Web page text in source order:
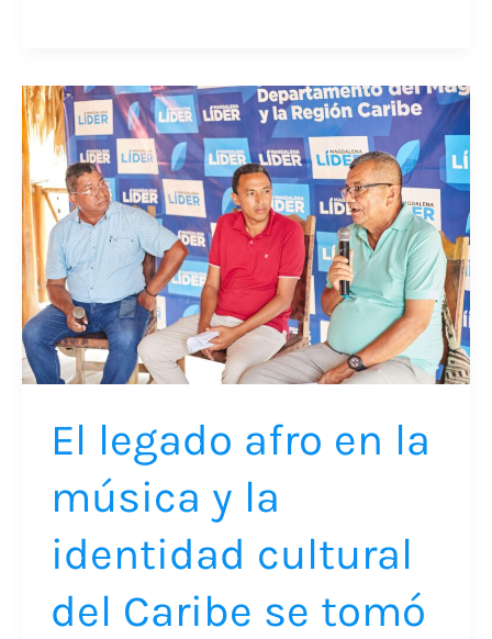
El legado afro en la
música y la
identidad cultural
del Caribe se tomó
El
legado
afro
en
la
música
y
la
identidad
del
se
tomó
FestiAfro
2025